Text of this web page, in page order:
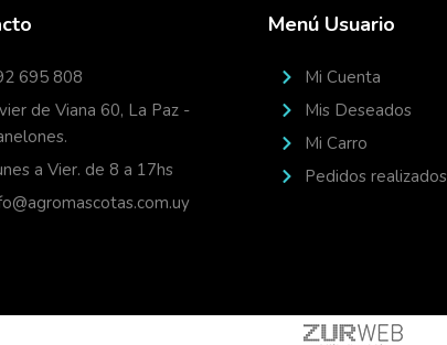
695 808
de Viana 60, La Paz -
a Vier. de 8 a 17hs
Menú Usuario
Mi Cuenta
Mis Deseados
Mi Carro
Pedidos realizados